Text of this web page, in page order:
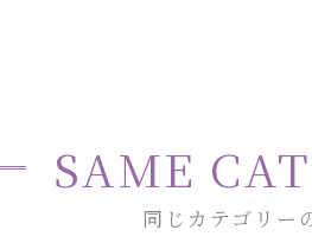
同じカテゴリー
SAME